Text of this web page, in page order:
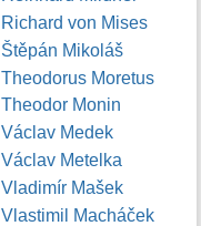
Richard von Mises
Štěpán Mikoláš
Theodorus Moretus
Theodor Monin
Václav Medek
Václav Metelka
Vladimír Mašek
Vlastimil Macháček